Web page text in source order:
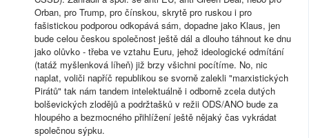
Orban, pro Trump, pro čínskou, skrytě pro ruskou i pro
fašistickou podporou odkopává sám, dopadne jako Klaus, jen
bude celou českou společnost ještě dál a dlouho táhnout ke dnu
jako olůvko - třeba ve vztahu Euru, jehož ideologické odmítání
(tatáž myšlenková líheň) již brzy všichni pocítíme. No, nic
naplat, voliči napříč republikou se svorně zalekli "marxistických
Pirátů" tak nám tandem intelektuálně i odborně zcela dutých
bolševických zlodějů a podržtašků v režii ODS/ANO bude za
hloupého a bezmocného přihlížení ještě nějaký čas vykrádat
společnou sýpku.